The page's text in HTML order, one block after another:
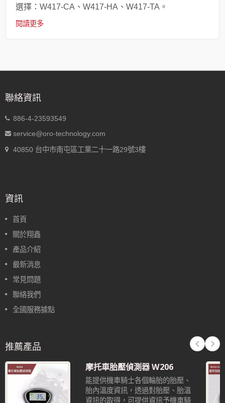
選擇：W417-CA、W417-HA、W417-TA。
閱讀更多
聯絡資訊
886-4-23593549
service@oro-technology.com
40850 台中市南屯區工業二十一路29號3樓
資訊
首頁
關於翔鑫
產品介紹
最新消息
常見問題
聯絡我們
全國服務據點
推薦產品
摩托車胎壓偵測器 W206
能提供機車騎士各個輪胎的胎壓、
胎內溫度資訊，透過對胎壓、胎溫
資訊的取得，可提供資訊予機車騎